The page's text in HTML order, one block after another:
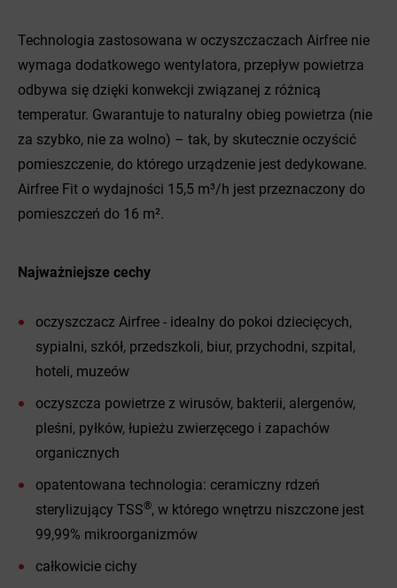
Technologia zastosowana w oczyszczaczach Airfree nie
wymaga dodatkowego wentylatora, przepływ powietrza
odbywa się dzięki konwekcji związanej z różnicą
temperatur. Gwarantuje to naturalny obieg powietrza (nie
za szybko, nie za wolno) – tak, by skutecznie oczyścić
pomieszczenie, do którego urządzenie jest dedykowane.
Airfree Fit o wydajności 15,5 m³/h jest przeznaczony do
pomieszczeń do 16 m².
Najważniejsze cechy
oczyszczacz Airfree - idealny do pokoi dziecięcych,
sypialni, szkół, przedszkoli, biur, przychodni, szpital,
hoteli, muzeów
oczyszcza powietrze z wirusów, bakterii, alergenów,
pleśni, pyłków, łupieżu zwierzęcego i zapachów
organicznych
opatentowana technologia: ceramiczny rdzeń
sterylizujący TSS®, w którego wnętrzu niszczone jest
99,99% mikroorganizmów
całkowicie cichy